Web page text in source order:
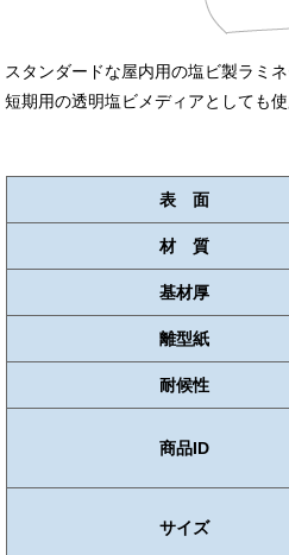
スタンダードな屋内用の塩ビ製ラミ
短期用の透明塩ビメディアとしても使
表 面
材 質
基材厚
離型紙
耐候性
商品ID
サイズ